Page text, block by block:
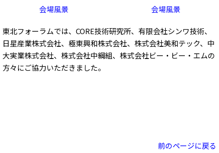
会場風景 会場風景
東北フォーラムでは、CORE技術研究所、有限会社シンワ技術、
日星産業株式会社、極東興和株式会社、株式会社美和テック、中
大実業株式会社、株式会社中綱組、株式会社ビー・ビー・エムの
方々にご協力いただきました。
前のページに戻る